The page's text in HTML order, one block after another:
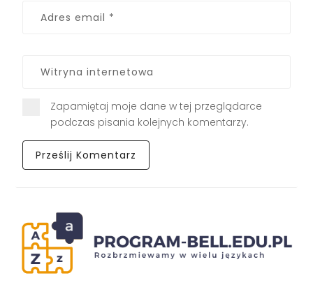
Zapamiętaj moje dane w tej przeglądarce
podczas pisania kolejnych komentarzy.